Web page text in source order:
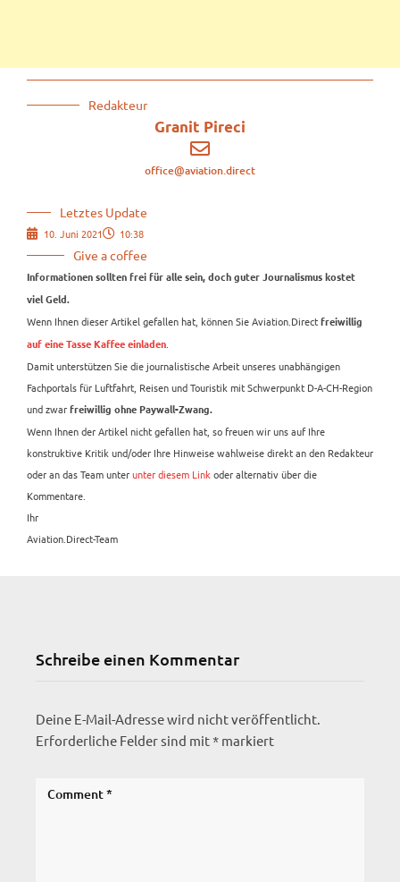
Redakteur
Granit Pireci
office@aviation.direct
Letztes Update
10. Juni 2021 10:38
Give a coffee
Informationen sollten frei für alle sein, doch guter Journalismus kostet
viel Geld.
Wenn Ihnen dieser Artikel gefallen hat, können Sie Aviation.Direct freiwillig
auf eine Tasse Kaffee einladen.
Damit unterstützen Sie die journalistische Arbeit unseres unabhängigen
Fachportals für Luftfahrt, Reisen und Touristik mit Schwerpunkt D-A-CH-Region
und zwar freiwillig ohne Paywall-Zwang.
Wenn Ihnen der Artikel nicht gefallen hat, so freuen wir uns auf Ihre
konstruktive Kritik und/oder Ihre Hinweise wahlweise direkt an den Redakteur
oder an das Team unterunter diesem Linkoder alternativ über die
Kommentare.
Ihr
Aviation.Direct-Team
Schreibe einen Kommentar
Deine E-Mail-Adresse wird nicht veröffentlicht.
Erforderliche Felder sind mit* markiert